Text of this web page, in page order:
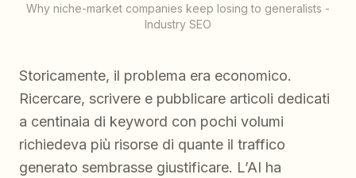
Why niche-market companies keep losing to generalists -
Industry SEO
Storicamente, il problema era economico.
Ricercare, scrivere e pubblicare articoli dedicati
a centinaia di keyword con pochi volumi
richiedeva più risorse di quante il traffico
generato sembrasse giustificare. L’AI ha